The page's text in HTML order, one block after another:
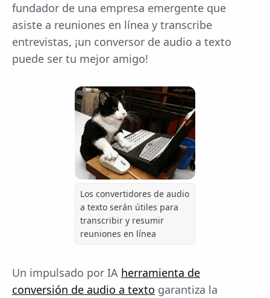
fundador de una empresa emergente que
asiste a reuniones en línea y transcribe
entrevistas, ¡un conversor de audio a texto
puede ser tu mejor amigo!
Los convertidores de audio
a texto serán útiles para
transcribir y resumir
reuniones en línea
Un impulsado por IA herramienta de
conversión de audio a texto garantiza la